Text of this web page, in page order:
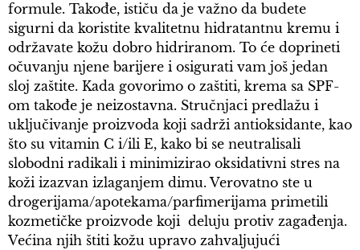
formule. Takođe, ističu da je važno da budete
sigurni da koristite kvalitetnu hidratantnu kremu i
održavate kožu dobro hidriranom. To će doprineti
očuvanju njene barijere i osigurati vam još jedan
sloj zaštite. Kada govorimo o zaštiti, krema sa SPF-
om takođe je neizostavna. Stručnjaci predlažu i
uključivanje proizvoda koji sadrži antioksidante, kao
što su vitamin C i/ili E, kako bi se neutralisali
slobodni radikali i minimizirao oksidativni stres na
koži izazvan izlaganjem dimu. Verovatno ste u
drogerijama/apotekama/parfimerijama primetili
kozmetičke proizvode koji deluju protiv zagađenja.
Većina njih štiti kožu upravo zahvaljujući